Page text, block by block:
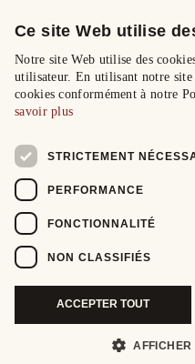
Ce site Web utilise
Notre site Web utilise des
utilisateur. En utilisant notre site
cookies conformément à notre
savoir plus
STRICTEMENT
PERFORMANCE
FONCTIONNALITÉ
NON CLASSIFIÉS
ACCEPTER TOUT
AFFICHER